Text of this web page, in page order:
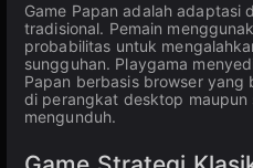
Game Papan adalah adaptasi
tradisional. Pemain
probabilitas untuk
sungguhan. Playgama
Papan berbasis browser yang
di perangkat desktop maupun
mengunduh.